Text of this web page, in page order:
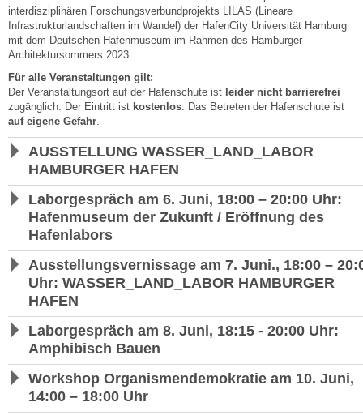
interdisziplinären Forschungsverbundprojekts LILAS (Lineare
Infrastrukturlandschaften im Wandel) der HafenCity Universität Hamburg
mit dem Deutschen Hafenmuseum im Rahmen des Hamburger
Architektursommers 2023.
Für alle Veranstaltungen gilt:
Der Veranstaltungsort auf der Hafenschute ist leider nicht barrierefrei
zugänglich. Der Eintritt ist kostenlos. Das Betreten der Hafenschute ist
auf eigene Gefahr.
AUSSTELLUNG WASSER_LAND_LABOR
HAMBURGER HAFEN
Laborgespräch am 6. Juni, 18:00 – 20:00 Uhr:
Hafenmuseum der Zukunft / Eröffnung des
Hafenlabors
Ausstellungsvernissage am 7. Juni., 18:00 –
Uhr: WASSER_LAND_LABOR HAMBURGER
HAFEN
Laborgespräch am 8. Juni, 18:15 - 20:00 Uhr:
Amphibisch Bauen
Workshop Organismendemokratie am 10. Juni,
14:00 – 18:00 Uhr